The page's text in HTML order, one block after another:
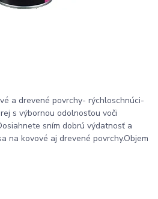
a drevené povrchy- rýchloschnúci-
s výbornou odolnosťou voči
sním dobrú výdatnosť a
na kovové aj drevené povrchy.Objem